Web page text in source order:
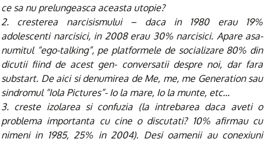
ce sa nu prelungeasca aceasta utopie?
2. cresterea narcisismului – daca in 1980 erau 19%
adolescenti narcisici, in 2008 erau 30% narcisici. Apare asa-
numitul “ego-talking”, pe platformele de socializare 80% din
dicutii fiind de acest gen- conversatii despre noi, dar fara
substart. De aici si denumirea de Me, me, me Generation sau
sindromul “Iola Pictures”- Io la mare, Io la munte, etc…
3. creste izolarea si confuzia (la intrebarea daca aveti o
problema importanta cu cine o discutati? 10% afirmau cu
nimeni in 1985, 25% in 2004). Desi oamenii au conexiuni